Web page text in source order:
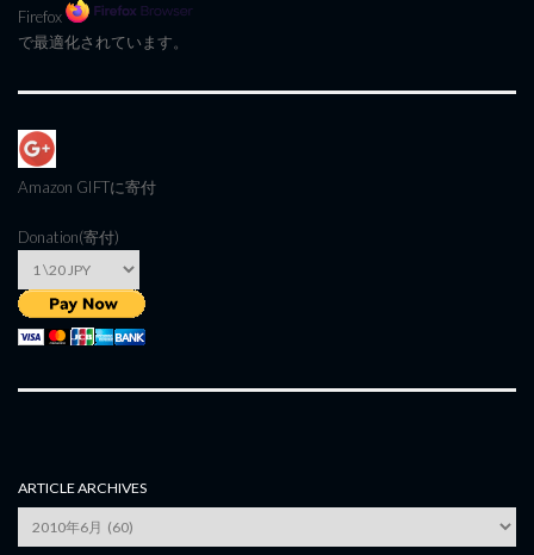
Firefox
で最適化されています。
Amazon GIFTに寄付
Donation(寄付)
ARTICLE ARCHIVES
Article
Archives